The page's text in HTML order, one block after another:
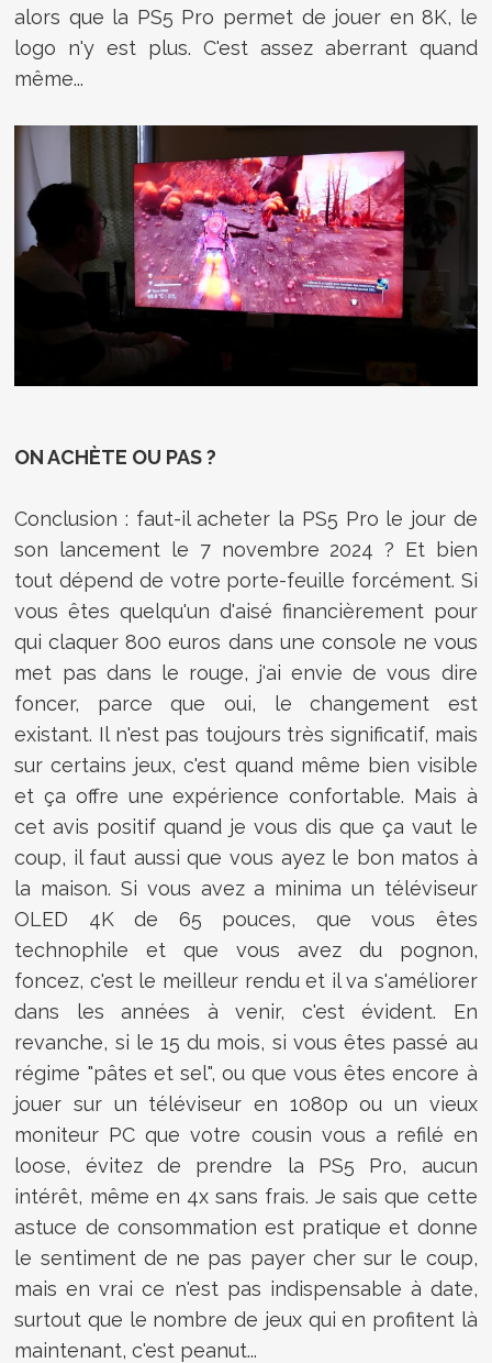
alors que la PS5 Pro permet de jouer en 8K, le
logo n'y est plus. C'est assez aberrant quand
même...
ON ACHÈTE OU PAS ?
Conclusion : faut-il acheter la PS5 Pro le jour de
son lancement le 7 novembre 2024 ? Et bien
tout dépend de votre porte-feuille forcément. Si
vous êtes quelqu'un d'aisé financièrement pour
qui claquer 800 euros dans une console ne vous
met pas dans le rouge, j'ai envie de vous dire
foncer, parce que oui, le changement est
existant. Il n'est pas toujours très significatif, mais
sur certains jeux, c'est quand même bien visible
et ça offre une expérience confortable. Mais à
cet avis positif quand je vous dis que ça vaut le
coup, il faut aussi que vous ayez le bon matos à
la maison. Si vous avez a minima un téléviseur
OLED 4K de 65 pouces, que vous êtes
technophile et que vous avez du pognon,
foncez, c'est le meilleur rendu et il va s'améliorer
dans les années à venir, c'est évident. En
revanche, si le 15 du mois, si vous êtes passé au
régime "pâtes et sel", ou que vous êtes encore à
jouer sur un téléviseur en 1080p ou un vieux
moniteur PC que votre cousin vous a refilé en
loose, évitez de prendre la PS5 Pro, aucun
intérêt, même en 4x sans frais. Je sais que cette
astuce de consommation est pratique et donne
le sentiment de ne pas payer cher sur le coup,
mais en vrai ce n'est pas indispensable à date,
surtout que le nombre de jeux qui en profitent là
maintenant, c'est peanut...